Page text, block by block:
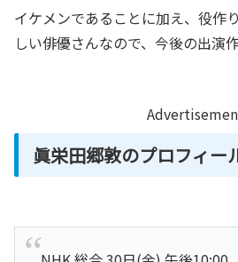
イケメンであることに加え、役作
しい俳優さんなので、今後の出演
眞栄田郷敦のプロフィー